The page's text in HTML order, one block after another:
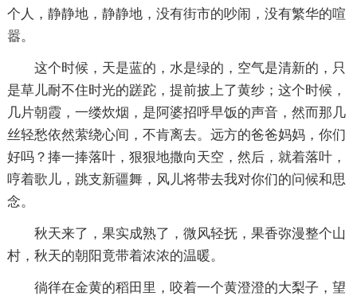
个人，静静地，静静地，没有街市的吵闹，没有繁华的喧
嚣。
这个时候，天是蓝的，水是绿的，空气是清新的，只
是草儿耐不住时光的蹉跎，提前披上了黄纱；这个时候，
几片朝霞，一缕炊烟，是阿婆招呼早饭的声音，然而那几
丝轻愁依然萦绕心间，不肯离去。远方的爸爸妈妈，你们
好吗？捧一捧落叶，狠狠地撒向天空，然后，就着落叶，
哼着歌儿，跳支新疆舞，风儿将带去我对你们的问候和思
念。
秋天来了，果实成熟了，微风轻抚，果香弥漫整个山
村，秋天的朝阳竟带着浓浓的温暖。
徜徉在金黄的稻田里，咬着一个黄澄澄的大梨子，望